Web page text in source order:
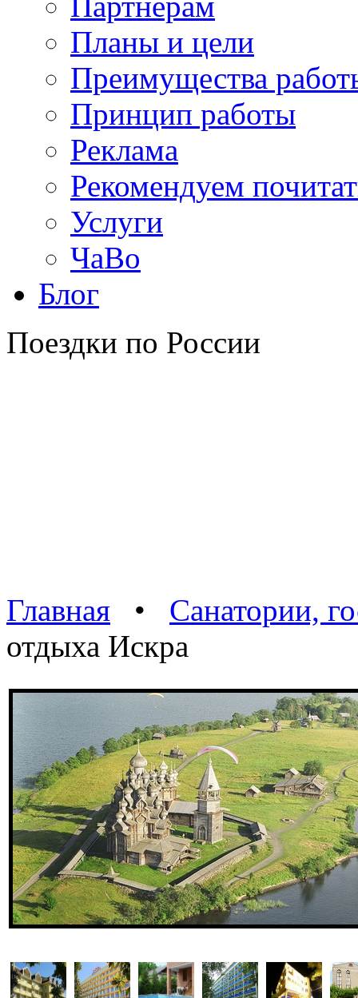
Планы и цели
Преимущества
Принцип работы
Реклама
Рекомендуем
Услуги
ЧаВо
Блог
Поездки по России
Главная • Санатории,
отдыха Искра